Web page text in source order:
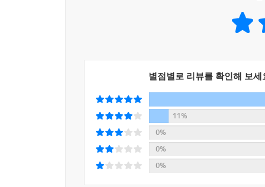
별점별로 리뷰를 확인해 보세
11%
0%
0%
0%